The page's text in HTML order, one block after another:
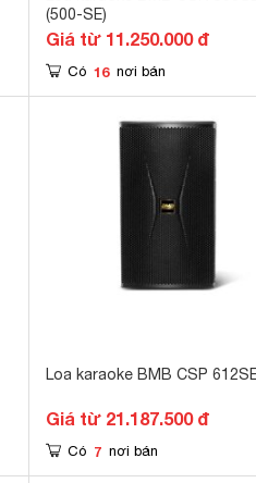
(500-SE)
Giá từ 11.250.000 đ
Có 16 nơi bán
Loa karaoke BMB CSP
Giá từ 21.187.500 đ
Có 7 nơi bán